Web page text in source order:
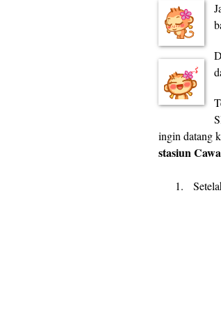
ingin datang
stasiun
1.